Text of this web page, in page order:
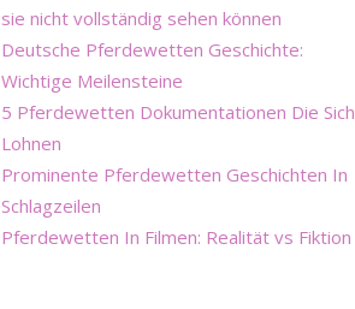
sie nicht vollständig sehen können
Deutsche Pferdewetten Geschichte:
Wichtige Meilensteine
5 Pferdewetten Dokumentationen Die Sich
Lohnen
Prominente Pferdewetten Geschichten In
Schlagzeilen
Pferdewetten In Filmen: Realität vs Fiktion